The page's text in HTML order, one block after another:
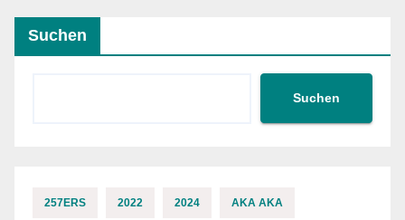
Suchen
Suchen
257ERS 2022 2024 AKA AKA